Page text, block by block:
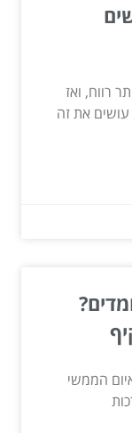
רווח, ואז
את זה
הממשי